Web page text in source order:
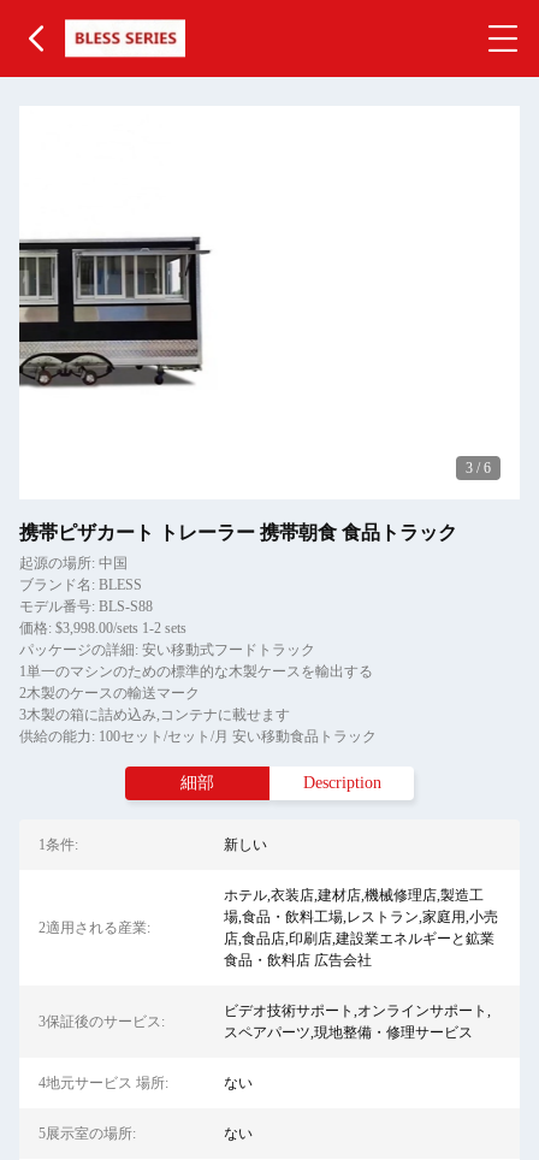
3 / 6
携帯ピザカート トレーラー 携帯朝食 食品トラック
起源の場所: 中国
ブランド名: BLESS
モデル番号: BLS-S88
価格: $3,998.00/sets 1-2 sets
パッケージの詳細: 安い移動式フードトラック
1単一のマシンのための標準的な木製ケースを輸出する
2木製のケースの輸送マーク
3木製の箱に詰め込み,コンテナに載せます
供給の能力: 100セット/セット/月 安い移動食品トラック
細部 Description
1条件: 新しい
2適用される産業:
ホテル,衣装店,建材店,機械修理店,製造工
場,食品・飲料工場,レストラン,家庭用,小売
店,食品店,印刷店,建設業エネルギーと鉱業
食品・飲料店 広告会社
3保証後のサービス:
ビデオ技術サポート,オンラインサポート,
スペアパーツ,現地整備・修理サービス
4地元サービス 場所: ない
5展示室の場所: ない